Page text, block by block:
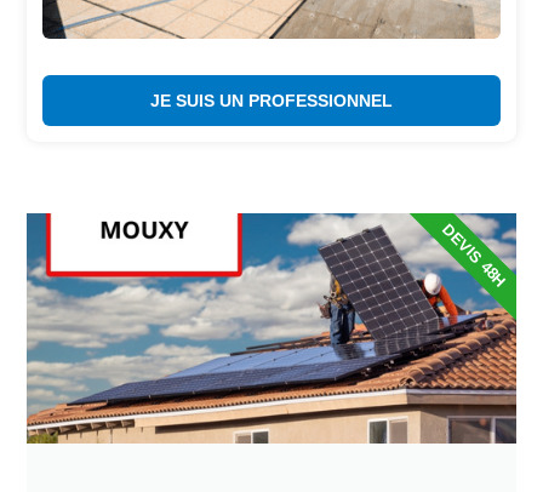
JE SUIS UN PROFESSIONNEL
DEVIS 48H